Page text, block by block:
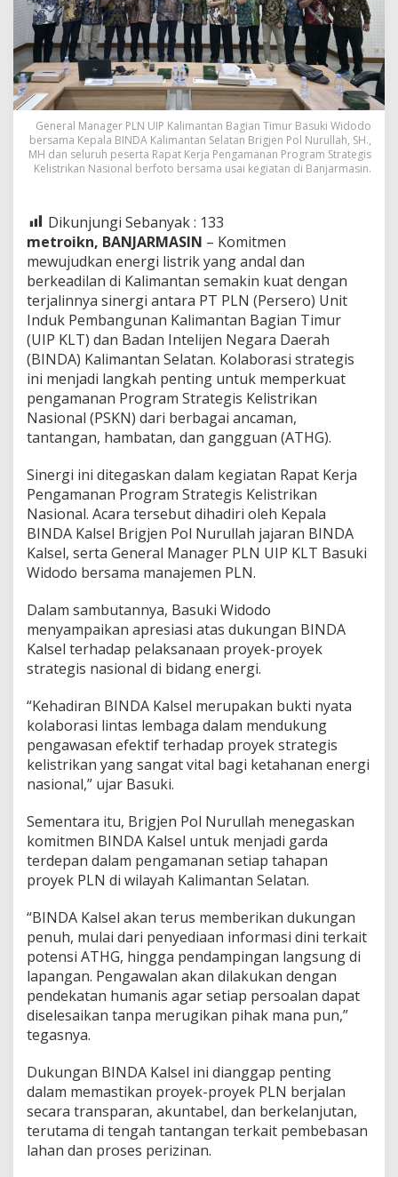
General Manager PLN UIP Kalimantan Bagian Timur Basuki Widodo
bersama Kepala BINDA Kalimantan Selatan Brigjen Pol Nurullah, SH.,
MH dan seluruh peserta Rapat Kerja Pengamanan Program Strategis
Kelistrikan Nasional berfoto bersama usai kegiatan di Banjarmasin.
Dikunjungi Sebanyak : 133
metroikn, BANJARMASIN – Komitmen
mewujudkan energi listrik yang andal dan
berkeadilan di Kalimantan semakin kuat dengan
terjalinnya sinergi antara PT PLN (Persero) Unit
Induk Pembangunan Kalimantan Bagian Timur
(UIP KLT) dan Badan Intelijen Negara Daerah
(BINDA) Kalimantan Selatan. Kolaborasi strategis
ini menjadi langkah penting untuk memperkuat
pengamanan Program Strategis Kelistrikan
Nasional (PSKN) dari berbagai ancaman,
tantangan, hambatan, dan gangguan (ATHG).
Sinergi ini ditegaskan dalam kegiatan Rapat Kerja
Pengamanan Program Strategis Kelistrikan
Nasional. Acara tersebut dihadiri oleh Kepala
BINDA Kalsel Brigjen Pol Nurullah jajaran BINDA
Kalsel, serta General Manager PLN UIP KLT Basuki
Widodo bersama manajemen PLN.
Dalam sambutannya, Basuki Widodo
menyampaikan apresiasi atas dukungan BINDA
Kalsel terhadap pelaksanaan proyek-proyek
strategis nasional di bidang energi.
“Kehadiran BINDA Kalsel merupakan bukti nyata
kolaborasi lintas lembaga dalam mendukung
pengawasan efektif terhadap proyek strategis
kelistrikan yang sangat vital bagi ketahanan energi
nasional,” ujar Basuki.
Sementara itu, Brigjen Pol Nurullah menegaskan
komitmen BINDA Kalsel untuk menjadi garda
terdepan dalam pengamanan setiap tahapan
proyek PLN di wilayah Kalimantan Selatan.
“BINDA Kalsel akan terus memberikan dukungan
penuh, mulai dari penyediaan informasi dini terkait
potensi ATHG, hingga pendampingan langsung di
lapangan. Pengawalan akan dilakukan dengan
pendekatan humanis agar setiap persoalan dapat
diselesaikan tanpa merugikan pihak mana pun,”
tegasnya.
Dukungan BINDA Kalsel ini dianggap penting
dalam memastikan proyek-proyek PLN berjalan
secara transparan, akuntabel, dan berkelanjutan,
terutama di tengah tantangan terkait pembebasan
lahan dan proses perizinan.